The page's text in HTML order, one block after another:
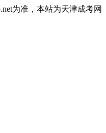
为准，本站为天津成考网